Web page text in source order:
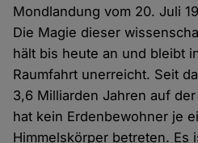
Mondlandung vom 20. Juli
Die Magie dieser
hält bis heute an und bleibt
Raumfahrt unerreicht. Seit
3,6 Milliarden Jahren auf
hat kein Erdenbewohner je
Himmelskörper betreten. Es